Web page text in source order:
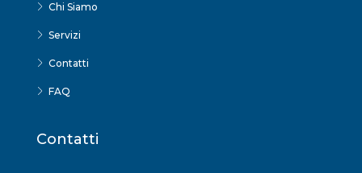
Chi Siamo
Servizi
Contatti
FAQ
Contatti